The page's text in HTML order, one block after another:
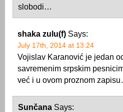
slobodi…
shaka zulu(f) Says:
July 17th, 2014 at 13:24
Vojislav Karanović je jedan
savremenim srpskim
već i u ovom proznom
Sunčana Says: